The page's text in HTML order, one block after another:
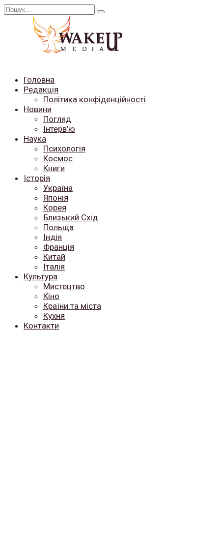
Перейти
Search
Головна
Редакція
Політика конфіденційності
Новини
Погляд
Інтерв’ю
Наука
Психологія
Космос
Книги
Історія
Україна
Японія
Корея
Близький Схід
Польща
Індія
Франція
Китай
Італія
Культура
Мистецтво
Кіно
Країни та міста
Кухня
Контакти